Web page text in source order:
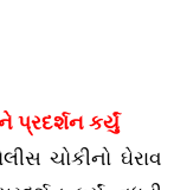
પ્રદર્શન કર્યું
ચોકીનો ઘેરાવ